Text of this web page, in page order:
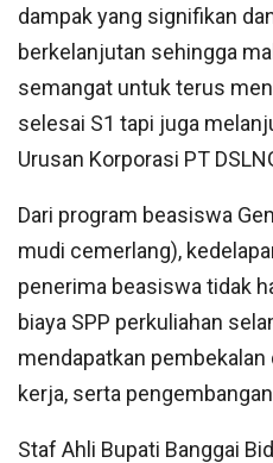
dampak yang signifikan
berkelanjutan sehingga
semangat untuk terus
selesai S1 tapi juga
Urusan Korporasi PT
Dari program beasiswa
mudi cemerlang),
penerima beasiswa tidak
biaya SPP perkuliahan
mendapatkan pembekalan
kerja, serta
Staf Ahli Bupati Banggai